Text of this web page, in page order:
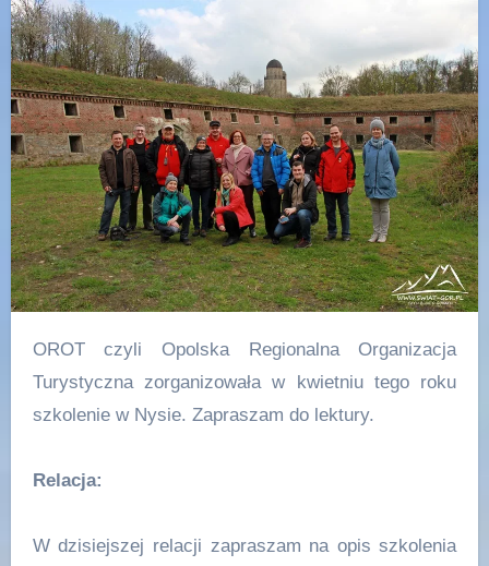
OROT czyli Opolska Regionalna Organizacja
Turystyczna zorganizowała w kwietniu tego roku
szkolenie w Nysie. Zapraszam do lektury.
Relacja:
W dzisiejszej relacji zapraszam na opis szkolenia